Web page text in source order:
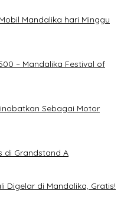
Mandalika hari Minggu
– Mandalika Festival of
Sebagai Motor
di Grandstand A
Digelar di Mandalika, Gratis!